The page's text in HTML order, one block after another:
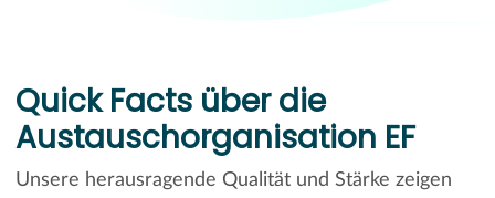
Quick Facts über die
Austauschorganisation EF
Unsere herausragende Qualität und Stärke zeigen